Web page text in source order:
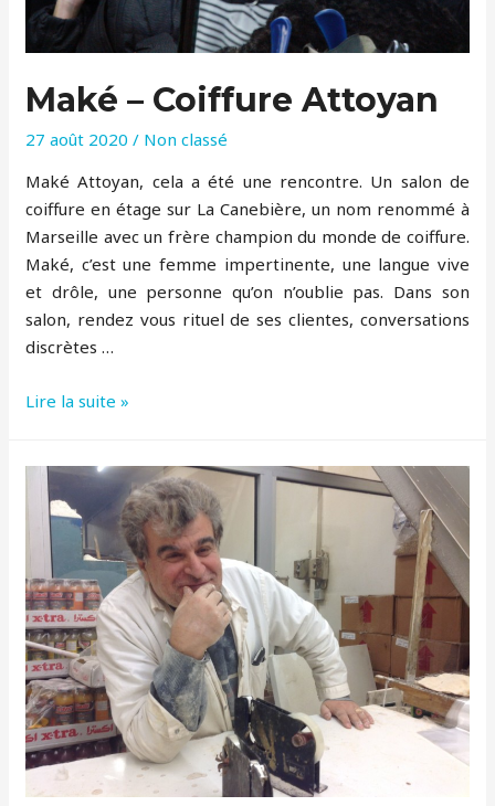
Maké – Coiffure Attoyan
27 août 2020 / Non classé
Maké Attoyan, cela a été une rencontre. Un salon de
coiffure en étage sur La Canebière, un nom renommé à
Marseille avec un frère champion du monde de coiffure.
Maké, c’est une femme impertinente, une langue vive
et drôle, une personne qu’on n’oublie pas. Dans son
salon, rendez vous rituel de ses clientes, conversations
discrètes …
Maké
Attoyan
Lire la suite »